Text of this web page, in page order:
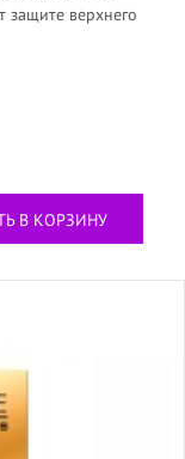
защите верхнего
В КОРЗИНУ